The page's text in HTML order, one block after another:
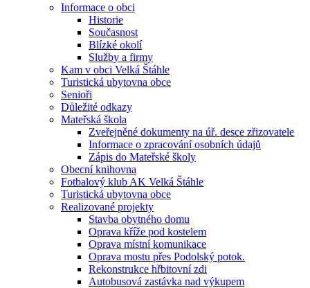
Informace o obci
Historie
Současnost
Blízké okolí
Služby a firmy
Kam v obci Velká Štáhle
Turistická ubytovna obce
Senioři
Důležité odkazy
Mateřská škola
Zveřejněné dokumenty na úř. desce zřizovatele
Informace o zpracování osobních údajů
Zápis do Mateřské školy
Obecní knihovna
Fotbalový klub AK Velká Štáhle
Turistická ubytovna obce
Realizované projekty
Stavba obytného domu
Oprava kříže pod kostelem
Oprava místní komunikace
Oprava mostu přes Podolský potok.
Rekonstrukce hřbitovní zdi
Autobusová zastávka nad výkupem